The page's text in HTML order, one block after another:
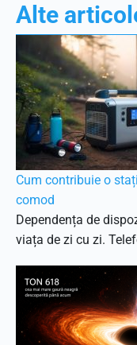
Alte
Cum contribuie o
comod
Dependența de
viața de zi cu zi.